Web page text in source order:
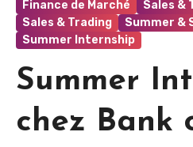
Finance de Marché
Sales &
Sales & Trading
Summer &
Summer Internship
Summer
chez Bank